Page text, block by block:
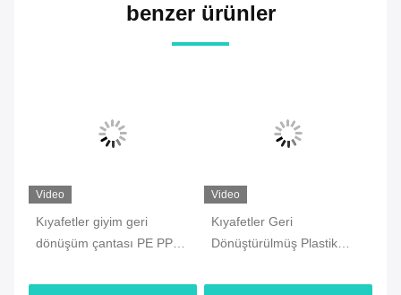
benzer ürünler
Video
Kıyafetler giyim geri
dönüşüm çantası PE PP
ile
Video
Kıyafetler Geri
Dönüştürülmüş Plastik
0.09 0.1mm ODM Su